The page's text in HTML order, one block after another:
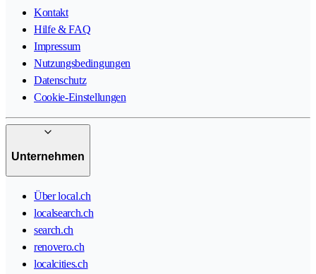
Kontakt
Hilfe & FAQ
Impressum
Nutzungsbedingungen
Datenschutz
Cookie-Einstellungen
Unternehmen
Über local.ch
localsearch.ch
search.ch
renovero.ch
localcities.ch